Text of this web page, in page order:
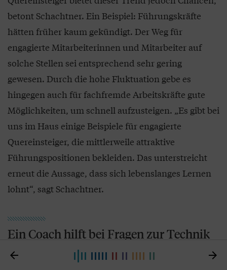
betont Schachtner. Ein Beispiel: Führungskräfte
hätten früher kaum gekündigt. Der Weg für
engagierte Mitarbeiterinnen und Mitarbeiter auf
solche Stellen sei entsprechend sehr gering
gewesen. Durch die hohe Fluktuation gebe es
hingegen auch für fachfremde Arbeitskräfte gute
Möglichkeiten, um schnell aufzusteigen. „Es gibt bei
uns im Haus einige Beispiele für engagierte
Quereinsteiger, die mittlerweile attraktive
Führungspositionen bekleiden. Das unterstreicht
erneut die Aussage, dass sich lebenslanges Lernen
lohnt“, sagt Schachtner.
Ein Coach hilft bei Fragen zur Technik
oder der genossenschaftlichen
 